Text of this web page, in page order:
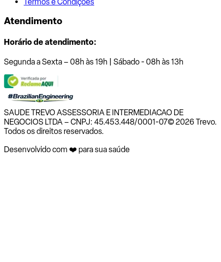
Atendimento
Horário de atendimento:
Segunda a Sexta – 08h às 19h | Sábado - 08h às 13h
SAUDE TREVO ASSESSORIA E INTERMEDIACAO DE
NEGOCIOS LTDA – CNPJ: 45.453.448/0001-07© 2026 Trevo.
Todos os direitos reservados.
Desenvolvido com ❤️ para sua saúde